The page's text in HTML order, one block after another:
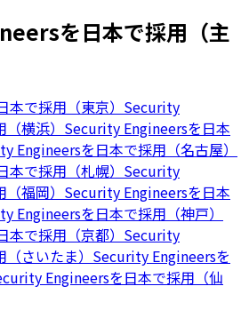
を日本で採用（主
で採用（東京） Security
横浜） Security Engineersを日本
Engineersを日本で採用（名古屋）
で採用（札幌） Security
福岡） Security Engineersを日本
Engineersを日本で採用（神戸）
で採用（京都） Security
さいたま） Security Engineersを
Engineersを日本で採用（仙